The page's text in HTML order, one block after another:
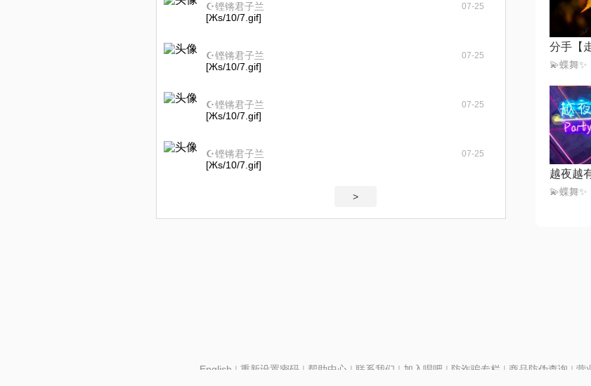
☪️铿锵君子兰 07-25
[Жs/10/7.gif]
☪️铿锵君子兰 07-25
[Жs/10/7.gif]
☪️铿锵君子兰 07-25
[Жs/10/7.gif]
☪️铿锵君子兰 07-25
[Жs/10/7.gif]
>
分手【
💫蝶舞✨
越夜越
💫蝶舞✨
English | 重新设置密码| 帮助中心 | 联系我们 | 加入唱吧 | 防诈骗专栏 | 商品防伪查询 | 营